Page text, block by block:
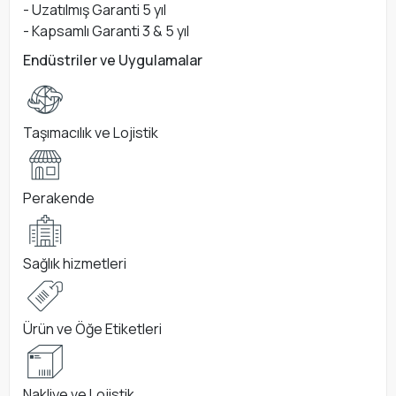
- Uzatılmış Garanti 5 yıl
- Kapsamlı Garanti 3 & 5 yıl
Endüstriler ve Uygulamalar
Taşımacılık ve Lojistik
Perakende
Sağlık hizmetleri
Ürün ve Öğe Etiketleri